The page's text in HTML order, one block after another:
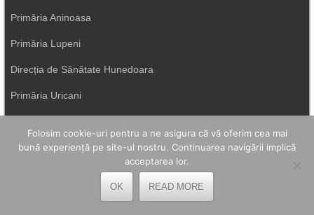
Primăria Aninoasa
Primăria Lupeni
Direcția de Sănătate Hunedoara
Primăria Uricani
Primăria Vulcan
Folosim cookie-uri pentru a ne asigura că vă oferim cea mai
bună experiență pe site-ul nostru. Continuarea navigării implică
acceptarea lor.
OK READ MORE